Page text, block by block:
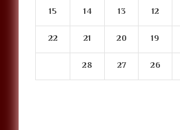
12
13
14
15
19
20
21
22
26
27
28